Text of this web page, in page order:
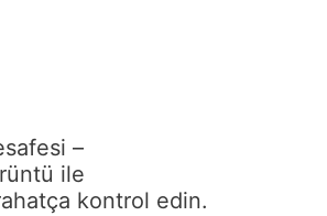
–
ile
kontrol edin.